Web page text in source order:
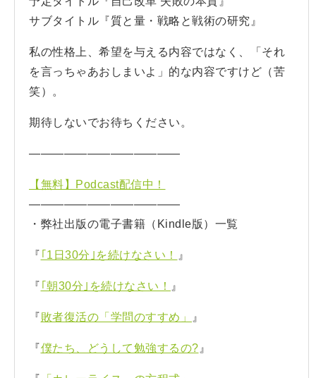
サブタイトル『質と量・戦略と戦術の研究』
私の性格上、希望を与える内容ではなく、「それ
を言っちゃあおしまいよ」的な内容ですけど（苦
笑）。
期待しないでお待ちください。
—————————————
【無料】Podcast配信中！
—————————————
・弊社出版の電子書籍（Kindle版）一覧
『 ｢1日30分｣を続けなさい！ 』
『 ｢朝30分｣を続けなさい！ 』
『敗者復活の「学問のすすめ」 』
『僕たち、どうして勉強するの? 』